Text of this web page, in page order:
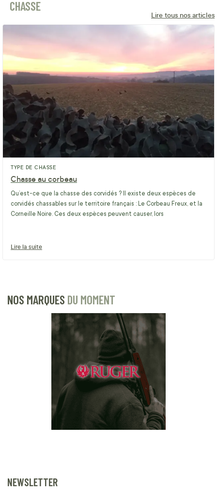
CHASSE
Lire tous nos articles
TYPE DE CHASSE
Chasse au corbeau
Qu’est-ce que la chasse des corvidés ? Il existe deux espèces de
corvidés chassables sur le territoire français : Le Corbeau Freux, et la
Corneille Noire. Ces deux espèces peuvent causer, lors
Lire la suite
NOS MARQUES DU MOMENT
NEWSLETTER